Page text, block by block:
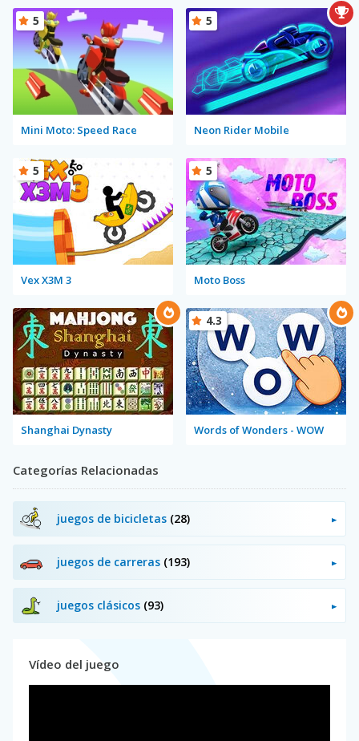
Mini Moto: Speed Race
5
Neon Rider Mobile
5
Vex X3M 3
5
Moto Boss
5
Shanghai Dynasty Words of Wonders - WOW
4.3
Categorías Relacionadas
juegos de bicicletas (28)
juegos de carreras (193)
juegos clásicos (93)
Vídeo del juego